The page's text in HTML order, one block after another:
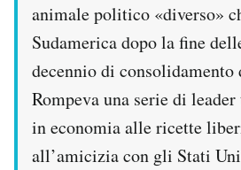
animale politico «diverso»
Sudamerica dopo la fine
decennio di consolidamento
Rompeva una serie di
in economia alle ricette
all’amicizia con gli Stati